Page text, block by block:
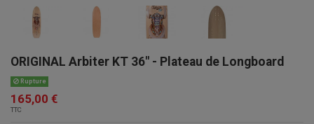
ORIGINAL Arbiter KT 36" - Plateau de Longboard
Rupture
165,00 €
TTC